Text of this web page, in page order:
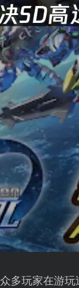
多玩家在游